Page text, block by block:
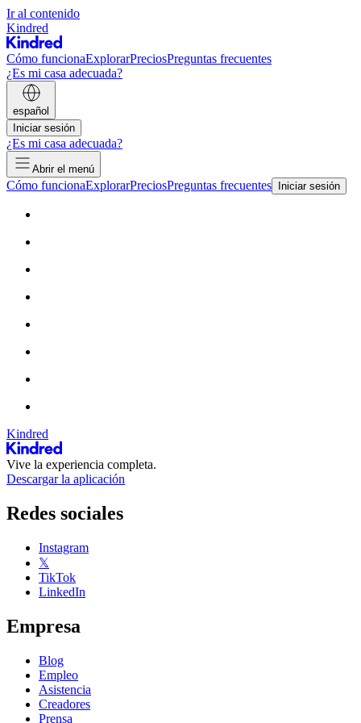
Ir al contenido
Kindred
Cómo funcionaExplorarPreciosPreguntas frecuentes
¿Es mi casa adecuada?
español
Iniciar sesión
¿Es mi casa adecuada?
Abrir el menú
Cómo funcionaExplorarPreciosPreguntas frecuentes Iniciar sesión
Kindred
Vive la experiencia completa.
Descargar la aplicación
Redes sociales
Instagram
𝕏
TikTok
LinkedIn
Empresa
Blog
Empleo
Asistencia
Creadores
Prensa